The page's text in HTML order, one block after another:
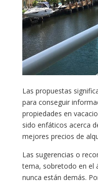
Las propuestas
para conseguir
propiedades en
sido enfáticos acerca
mejores precios de
Las sugerencias o
tema, sobretodo en el
nunca están demás.